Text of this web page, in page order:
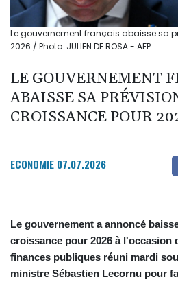
Le gouvernement français abaisse sa
2026 / Photo: JULIEN DE ROSA - AFP
LE GOUVERNEMENT
ABAISSE SA
CROISSANCE POUR
ECONOMIE 07.07.2026
Le gouvernement a annoncé
croissance pour 2026 à l'occasion
finances publiques réuni mardi
ministre Sébastien Lecornu pour